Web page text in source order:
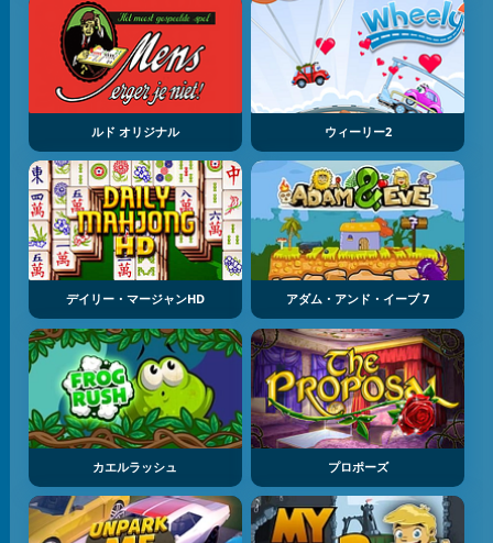
ルド オリジナル ウィーリー2
デイリー・マージャンHD アダム・アンド・イーブ 7
カエルラッシュ プロポーズ